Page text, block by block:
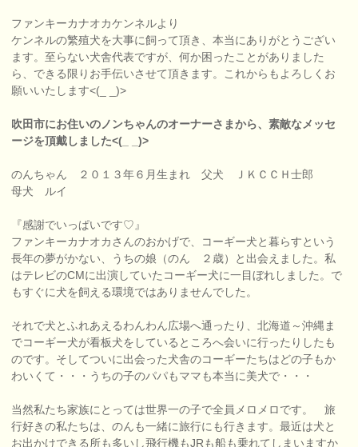
ファンキーカナオカケンネルより
ケンネルの繁殖犬を大事に飼って頂き、本当にありがとうござい
ます。至らない犬舎代表ですが、何か困ったことがありました
ら、できる限りお手伝いさせて頂きます。これからもよろしくお
願いいたします<(_ _)>
吹田市にお住いのノンちゃんのオーナーさまから、素敵なメッセ
ージを頂戴しました<(_ _)>
のんちゃん ２０１３年６月生まれ 父犬 ＪＫＣＣＨ士郎
母犬 ルイ
『感謝でいっぱいです♡』
ファンキーカナオカさんのおかげで、コーギー犬と暮らすという
長年の夢がかない、うちの娘（のん ２歳）と出会えました。私
はテレビのCMに出演していたコーギー犬に一目ぼれしました。で
もすぐに犬を飼える環境ではありませんでした。
それで犬とふれあえるわんわん広場へ通ったり、北海道～沖縄ま
でコーギー犬が看板犬をしているところへ会いに行ったりしたも
のです。そしてついに出会った犬舎のコーギーたちはどの子もか
わいくて・・・うちの子のパパもママも本当に美犬で・・・
当然私たち家族にとっては世界一の子で全員メロメロです。 旅
行好きの私たちは、のんも一緒に旅行にも行きます。最近は犬と
お出かけできる所も多いし飛行機もJRも船も乗れてしまいますか